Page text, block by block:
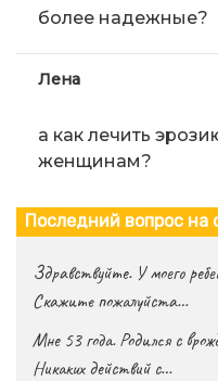
более надежные?
Лена
а как лечить
женщинам?
Последний вопрос на
Здравствуйте. У моего
Скажите пожалуйста…
Мне 53 года. Родился с
Никаких действий с…